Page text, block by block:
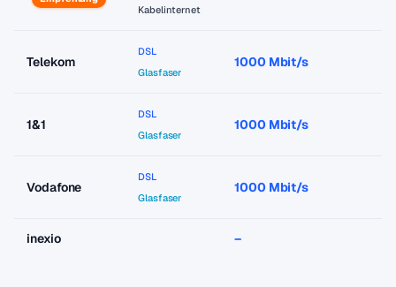
Kabelinternet
Telekom
DSL
Glasfaser
1000 Mbit/s
1&1
DSL
Glasfaser
1000 Mbit/s
Vodafone
DSL
Glasfaser
1000 Mbit/s
inexio –